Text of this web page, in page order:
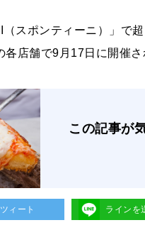
スポンティーニ）」で
各店舗で9月17日に開催
この記事が
ィート ラインを